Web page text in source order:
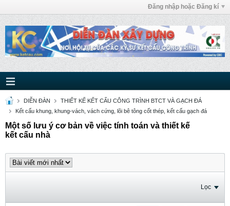
Đăng nhập hoặc Đăng kí
DIỄN ĐÀN
THIẾT KẾ KẾT CẤU CÔNG TRÌNH BTCT VÀ GẠCH ĐÁ
Kết cấu khung, khung-vách, vách cứng, lõi bê tông cốt thép, kết cấu gạch đá
Một số lưu ý cơ bản về việc tính toán và thiết kế
kết cấu nhà
Lọc